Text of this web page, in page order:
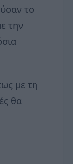
το
την
με τη
θα